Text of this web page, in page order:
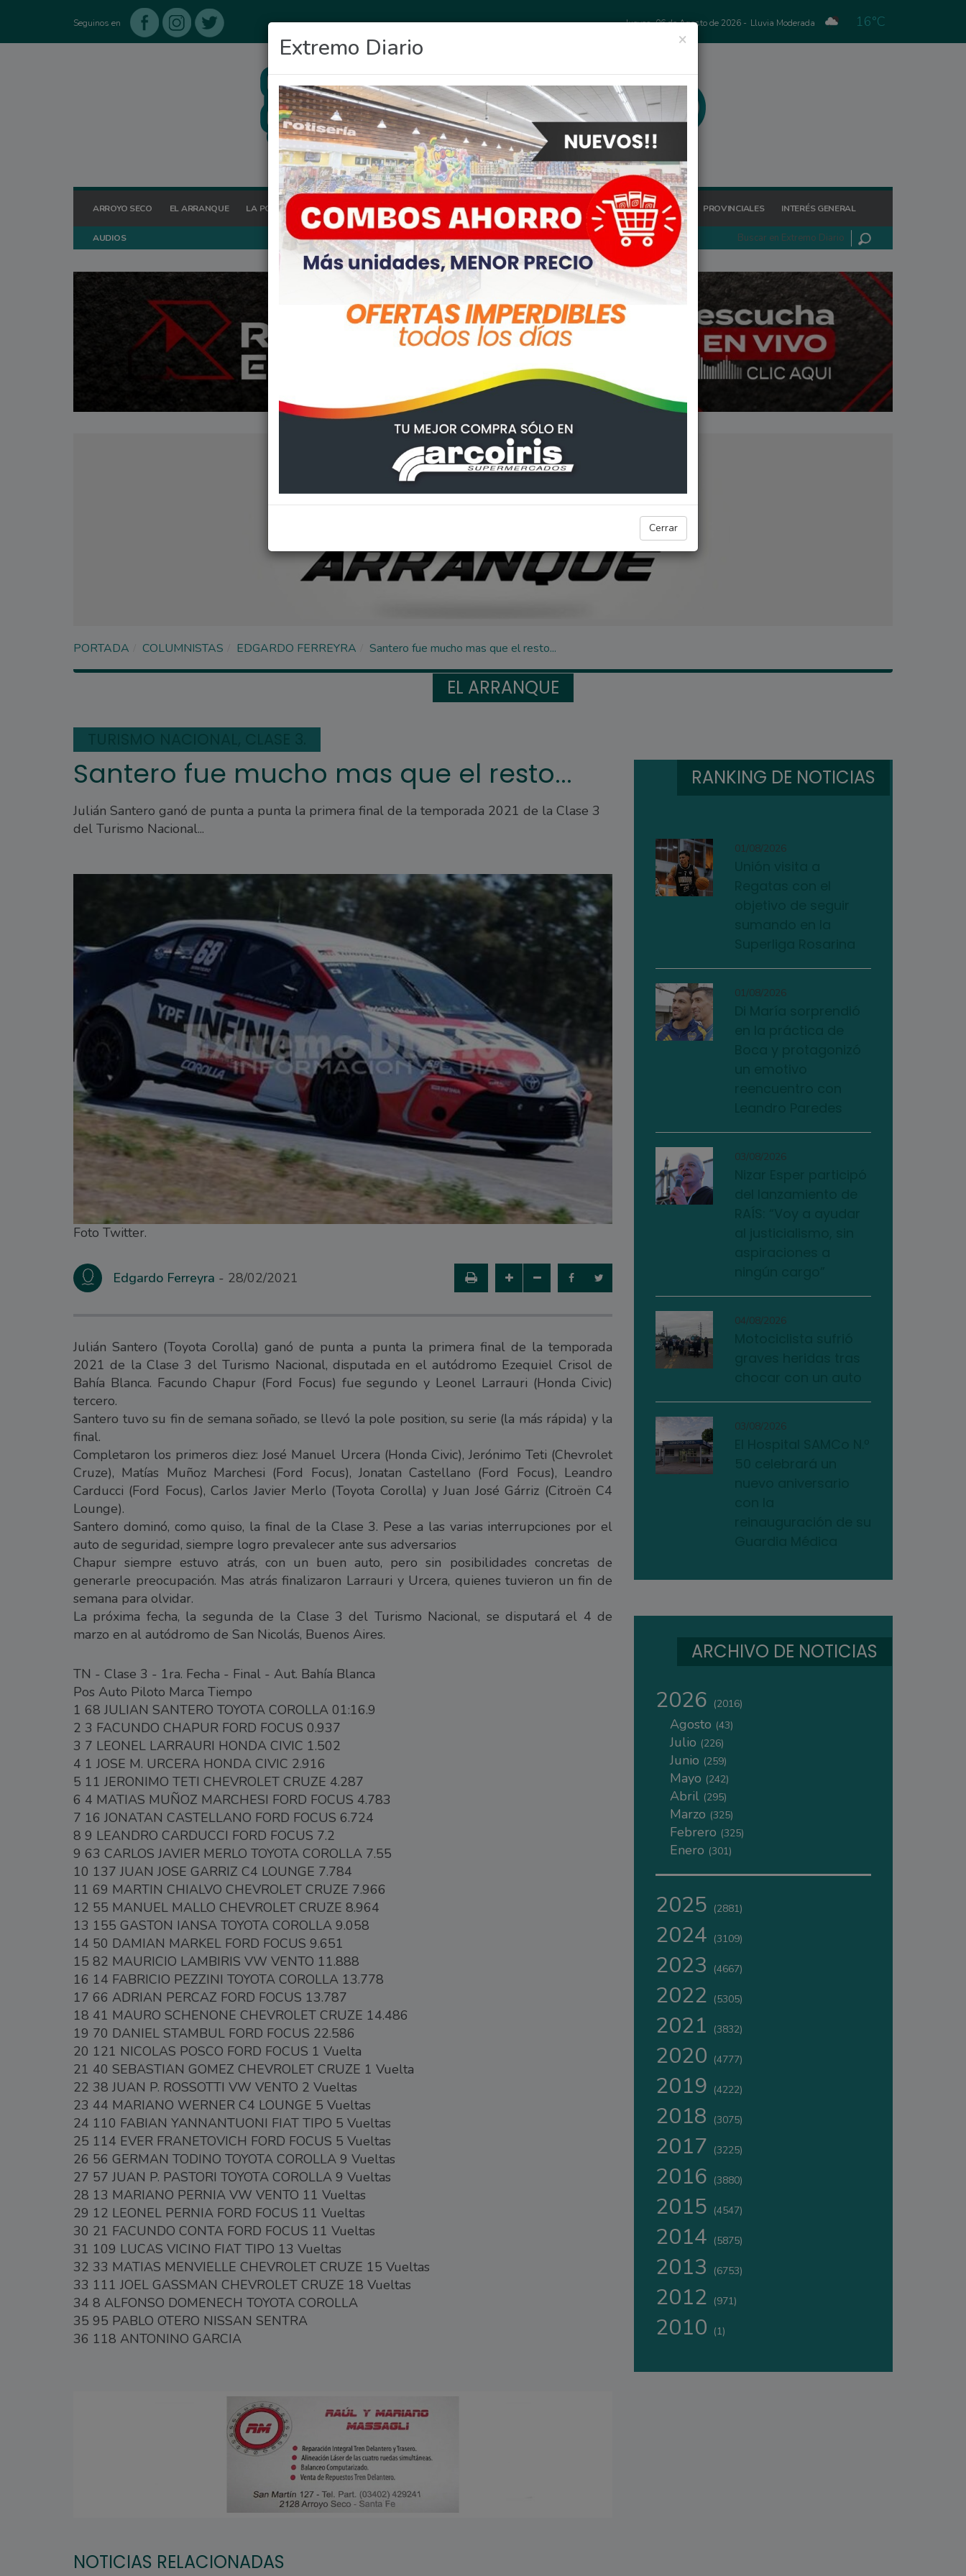
Seguinos en Jueves, 06 de Agosto de 2026 - Lluvia Moderada 16°C
ARROYO SECO EL ARRANQUE LA POSTA HOY OCIO DEPORTES FIGHIERA GENERAL LAGOS POLICIALES REGIONALES PROVINCIALES INTERÉS GENERAL
AUDIOS
×
Extremo Diario
Cerrar
PORTADA COLUMNISTAS EDGARDO FERREYRA Santero fue mucho mas que el resto...
EL ARRANQUE
Santero fue mucho mas que el resto...
Julián Santero ganó de punta a punta la primera final de la temporada 2021 de la Clase 3
del Turismo Nacional...
Foto Twitter.
Edgardo Ferreyra 28/02/2021
Julián Santero (Toyota Corolla) ganó de punta a punta la primera final de la temporada
2021 de la Clase 3 del Turismo Nacional, disputada en el autódromo Ezequiel Crisol de
Bahía Blanca. Facundo Chapur (Ford Focus) fue segundo y Leonel Larrauri (Honda Civic)
tercero.
Santero tuvo su fin de semana soñado, se llevó la pole position, su serie (la más rápida) y la
final.
Completaron los primeros diez: José Manuel Urcera (Honda Civic), Jerónimo Teti (Chevrolet
Cruze), Matías Muñoz Marchesi (Ford Focus), Jonatan Castellano (Ford Focus), Leandro
Carducci (Ford Focus), Carlos Javier Merlo (Toyota Corolla) y Juan José Gárriz (Citroën C4
Lounge).
Santero dominó, como quiso, la final de la Clase 3. Pese a las varias interrupciones por el
auto de seguridad, siempre logro prevalecer ante sus adversarios
Chapur siempre estuvo atrás, con un buen auto, pero sin posibilidades concretas de
generarle preocupación. Mas atrás finalizaron Larrauri y Urcera, quienes tuvieron un fin de
semana para olvidar.
La próxima fecha, la segunda de la Clase 3 del Turismo Nacional, se disputará el 4 de
marzo en al autódromo de San Nicolás, Buenos Aires.
TN - Clase 3 - 1ra. Fecha - Final - Aut. Bahía Blanca
Pos Auto Piloto Marca Tiempo
1 68 JULIAN SANTERO TOYOTA COROLLA 01:16.9
2 3 FACUNDO CHAPUR FORD FOCUS 0.937
3 7 LEONEL LARRAURI HONDA CIVIC 1.502
4 1 JOSE M. URCERA HONDA CIVIC 2.916
5 11 JERONIMO TETI CHEVROLET CRUZE 4.287
6 4 MATIAS MUÑOZ MARCHESI FORD FOCUS 4.783
7 16 JONATAN CASTELLANO FORD FOCUS 6.724
8 9 LEANDRO CARDUCCI FORD FOCUS 7.2
9 63 CARLOS JAVIER MERLO TOYOTA COROLLA 7.55
10 137 JUAN JOSE GARRIZ C4 LOUNGE 7.784
11 69 MARTIN CHIALVO CHEVROLET CRUZE 7.966
12 55 MANUEL MALLO CHEVROLET CRUZE 8.964
13 155 GASTON IANSA TOYOTA COROLLA 9.058
14 50 DAMIAN MARKEL FORD FOCUS 9.651
15 82 MAURICIO LAMBIRIS VW VENTO 11.888
16 14 FABRICIO PEZZINI TOYOTA COROLLA 13.778
17 66 ADRIAN PERCAZ FORD FOCUS 13.787
18 41 MAURO SCHENONE CHEVROLET CRUZE 14.486
19 70 DANIEL STAMBUL FORD FOCUS 22.586
20 121 NICOLAS POSCO FORD FOCUS 1 Vuelta
21 40 SEBASTIAN GOMEZ CHEVROLET CRUZE 1 Vuelta
22 38 JUAN P. ROSSOTTI VW VENTO 2 Vueltas
23 44 MARIANO WERNER C4 LOUNGE 5 Vueltas
24 110 FABIAN YANNANTUONI FIAT TIPO 5 Vueltas
25 114 EVER FRANETOVICH FORD FOCUS 5 Vueltas
26 56 GERMAN TODINO TOYOTA COROLLA 9 Vueltas
27 57 JUAN P. PASTORI TOYOTA COROLLA 9 Vueltas
28 13 MARIANO PERNIA VW VENTO 11 Vueltas
29 12 LEONEL PERNIA FORD FOCUS 11 Vueltas
30 21 FACUNDO CONTA FORD FOCUS 11 Vueltas
31 109 LUCAS VICINO FIAT TIPO 13 Vueltas
32 33 MATIAS MENVIELLE CHEVROLET CRUZE 15 Vueltas
33 111 JOEL GASSMAN CHEVROLET CRUZE 18 Vueltas
34 8 ALFONSO DOMENECH TOYOTA COROLLA
35 95 PABLO OTERO NISSAN SENTRA
36 118 ANTONINO GARCIA
NOTICIAS RELACIONADAS
RANKING DE NOTICIAS
01/08/2026
01/08/2026
03/08/2026
04/08/2026
03/08/2026
ARCHIVO DE NOTICIAS
2026 (2016)
Agosto (43)
Julio (226)
Junio (259)
Mayo (242)
Abril (295)
Marzo (325)
Febrero (325)
Enero (301)
2025 (2881)
2024 (3109)
2023 (4667)
2022 (5305)
2021 (3832)
2020 (4777)
2019 (4222)
2018 (3075)
2017 (3225)
2016 (3880)
2015 (4547)
2014 (5875)
2013 (6753)
2012 (971)
2010 (1)